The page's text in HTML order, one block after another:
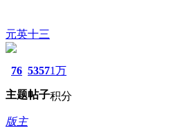
元英十三
76
主题
5357
帖子
1万
积分
版主